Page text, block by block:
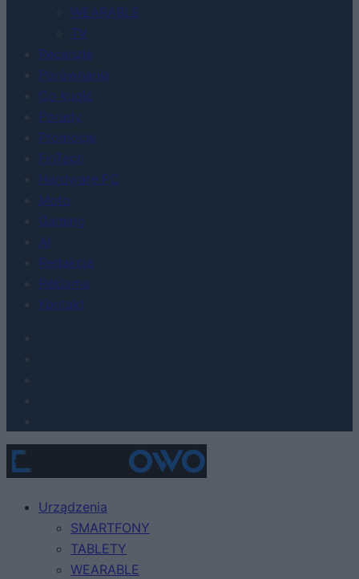
WEARABLE
TV
Recenzje
Porównania
Co kupić
Porady
Promocje
FinTech
Hardware PC
Moto
Gaming
AI
Redakcja
Reklama
Kontakt
Urządzenia
SMARTFONY
TABLETY
WEARABLE